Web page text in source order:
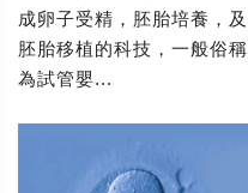
成卵子受精，胚胎培養，及
胚胎移植的科技，一般俗稱
為試管嬰...